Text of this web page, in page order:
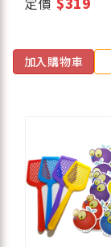
加入購物車